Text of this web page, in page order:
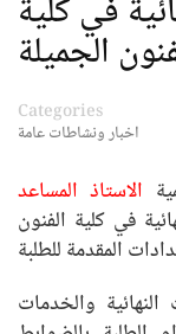
في كلية
الجميلة
Categories
اخبار ونشاطات عامة
الاستاذ المساعد
في كلية الفنون
والخدمات